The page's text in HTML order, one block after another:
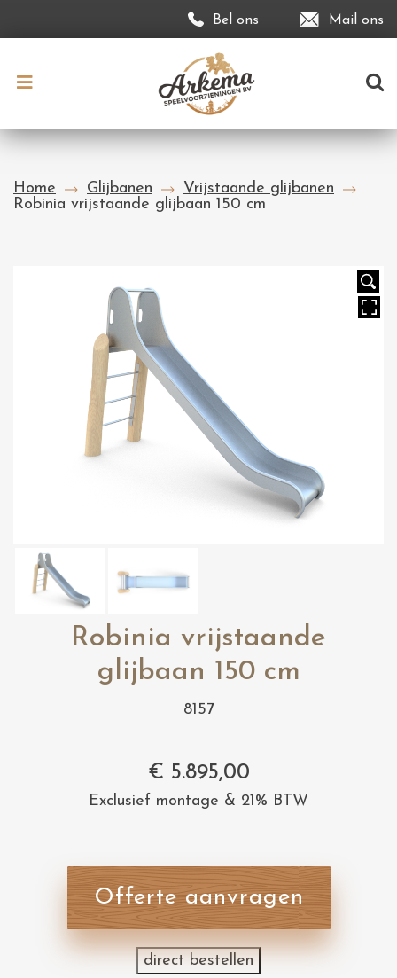
Bel ons Mail ons
Home Glijbanen
Vrijstaande glijbanen
Robinia vrijstaande glijbaan 150 cm
Robinia vrijstaande
glijbaan 150 cm
8157
€ 5.895,00
Exclusief montage & 21% BTW
Offerte aanvragen
direct bestellen